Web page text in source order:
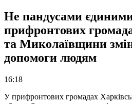
Не пандусами
прифронтових
та Миколаївщини
допомоги людям
16:18
У прифронтових громадах